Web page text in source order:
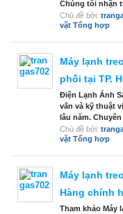
Chúng tôi nhận
Chủ đề bởi:
vặt Tổng hợp
Máy lạnh
phối tại TP.
Điện Lạnh Ánh
vấn và kỹ thuật
lâu năm.
Chủ đề bởi:
vặt Tổng hợp
Máy lạnh
Hàng chính
Tham khảo Máy